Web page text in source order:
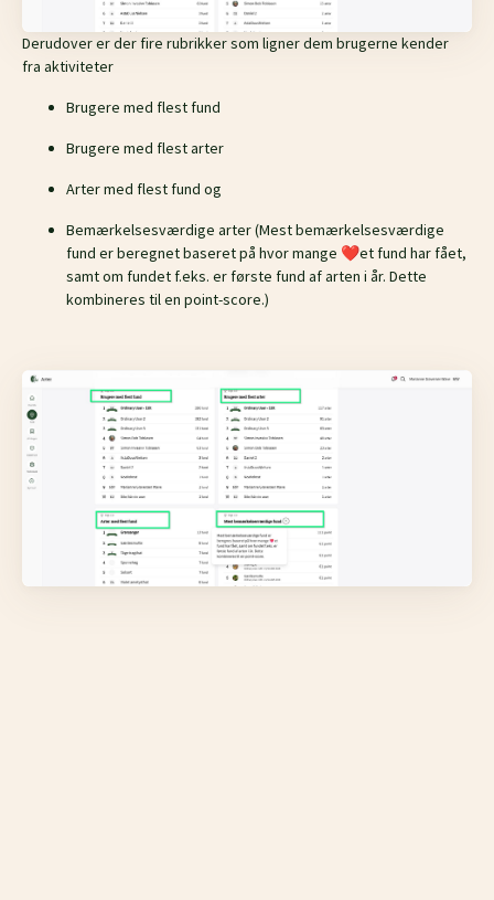
Derudover er der fire rubrikker som ligner dem brugerne kender
fra aktiviteter
Brugere med flest fund
Brugere med flest arter
Arter med flest fund og
Bemærkelsesværdige arter (Mest bemærkelsesværdige
fund er beregnet baseret på hvor mange ❤️et fund har fået,
samt om fundet f.eks. er første fund af arten i år. Dette
kombineres til en point-score.)